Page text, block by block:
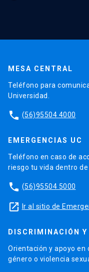
MESA CENTRAL
Teléfono para
Universidad.
phone (56)95504 4000
EMERGENCIAS UC
Teléfono en caso de
riesgo tu vida dentro
phone (56)95504 5000
launch Ir al sitio de
DISCRIMINACIÓN
Orientación y apoyo en
género o violencia